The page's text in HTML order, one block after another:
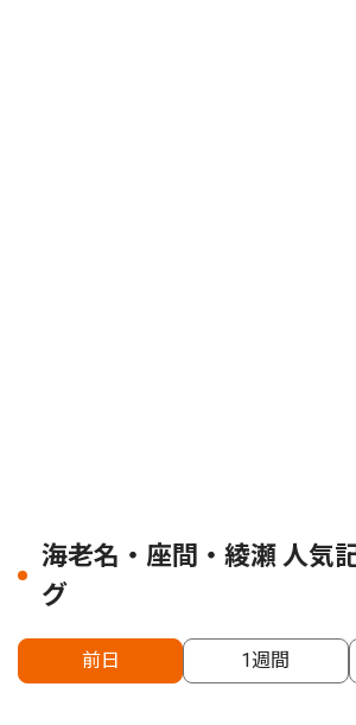
海老名・座間・綾瀬 人気
グ
前日 1週間